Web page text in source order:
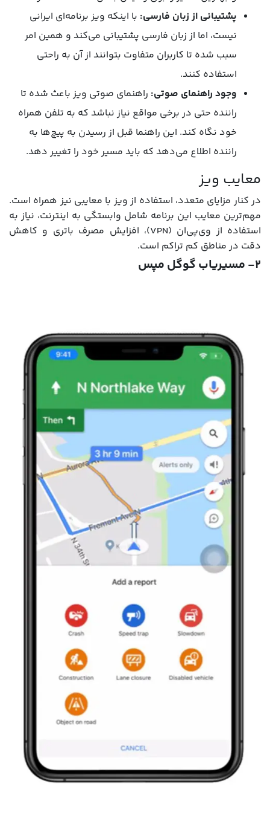
پشتیبانی از زبان فارسی: با اینکه ویز برنامه‌ای ایرانی
نیست، اما از زبان فارسی پشتیبانی می‌کند و همین امر
سبب شده تا کاربران متفاوت بتوانند از آن به راحتی
استفاده کنند.
وجود راهنمای صوتی: راهنمای صوتی ویز باعث شده تا
راننده حتی در برخی مواقع نیاز نباشد که به تلفن همراه
خود نگاه کند. این راهنما قبل از رسیدن به پیچ‌ها به
راننده اطلاع می‌دهد که باید مسیر خود را تغییر دهد.
معایب ویز
در کنار مزایای متعدد، استفاده از ویز با معایبی نیز همراه است.
مهم‌ترین معایب این برنامه شامل وابستگی به اینترنت، نیاز به
استفاده از وی‌پی‌ان (VPN)، افزایش مصرف باتری و کاهش
دقت در مناطق کم تراکم است.
۲- مسیریاب گوگل مپس